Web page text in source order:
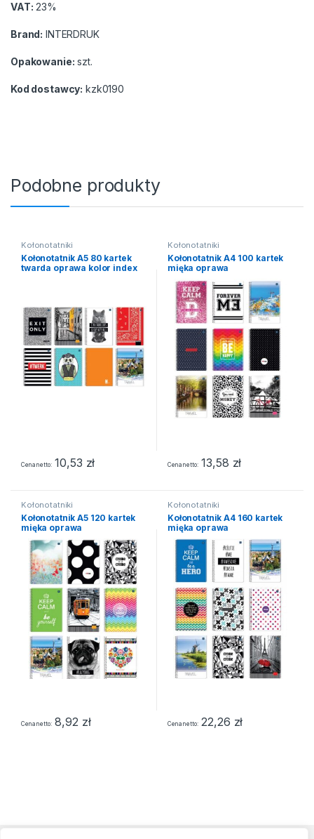
VAT: 23%
Brand: INTERDRUK
Opakowanie: szt.
Kod dostawcy: kzk0190
Podobne produkty
Kołonotatniki
Kołonotatnik A5 80 kartek
twarda oprawa kolor index
Cena netto 10,53 zł
Kołonotatniki
Kołonotatnik A4 100 kartek
mięka oprawa
Cena netto 13,58 zł
Kołonotatniki
Kołonotatnik A5 120 kartek
mięka oprawa
Cena netto 8,92 zł
Kołonotatniki
Kołonotatnik A4 160 kartek
mięka oprawa
Cena netto 22,26 zł